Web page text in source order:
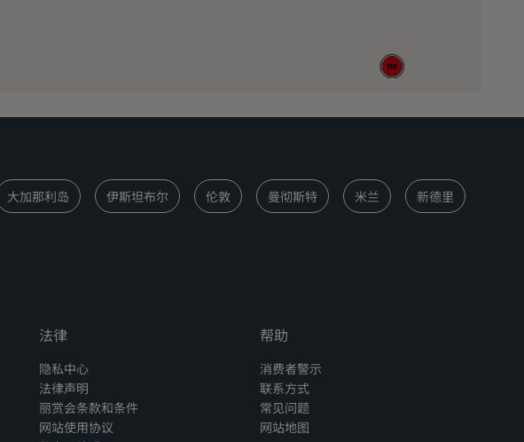
大加那利岛 伊斯坦布尔 伦敦 曼彻斯特 米兰 新德里
法律
隐私中心
法律声明
丽赏会条款和条件
网站使用协议
帮助
消费者警示
联系方式
常见问题
网站地图